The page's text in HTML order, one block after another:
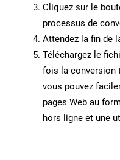
Cliquez sur le
processus de
Attendez la fin de
Téléchargez le
fois la conversion
vous pouvez
pages Web au
hors ligne et une